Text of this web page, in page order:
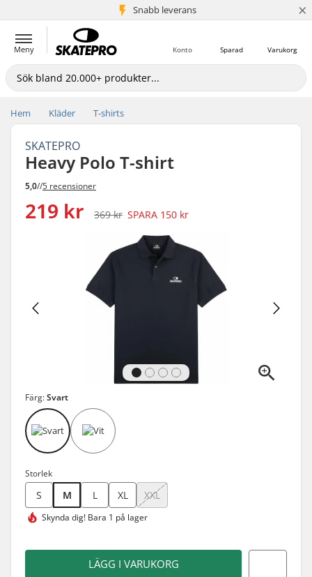
Snabb leverans
5+ milj. kunder ×
Meny Varukorg
Sparad
Konto
Hem Kläder T-shirts
SKATEPRO
Heavy Polo T-shirt
5,0//5 recensioner
219 kr 369 kr SPARA 150 kr
Färg:Svart
Storlek
S M L XL XXL
Skynda dig! Bara 1 på lager
LÄGG I VARUKORG